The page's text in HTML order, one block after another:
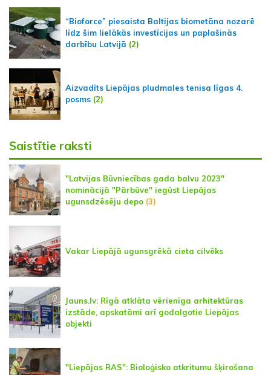
“Bioforce” piesaista Baltijas biometāna nozarē
līdz šim lielākās investīcijas un paplašinās
darbību Latvijā (2)
Aizvadīts Liepājas pludmales tenisa līgas 4.
posms (2)
Saistītie raksti
"Latvijas Būvniecības gada balvu 2023"
nominācijā "Pārbūve" iegūst Liepājas
ugunsdzēsēju depo (3)
Vakar Liepājā ugunsgrēkā cieta cilvēks
Jauns.lv: Rīgā atklāta vērienīga arhitektūras
izstāde, apskatāmi arī godalgotie Liepājas
objekti
"Liepājas RAS": Bioloģisko atkritumu šķirošana